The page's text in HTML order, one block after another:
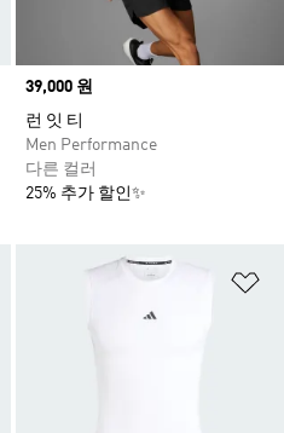
Price
39,000 원
런 잇 티
Men Performance
다른 컬러
25% 추가 할인✨
위시리스트 담기